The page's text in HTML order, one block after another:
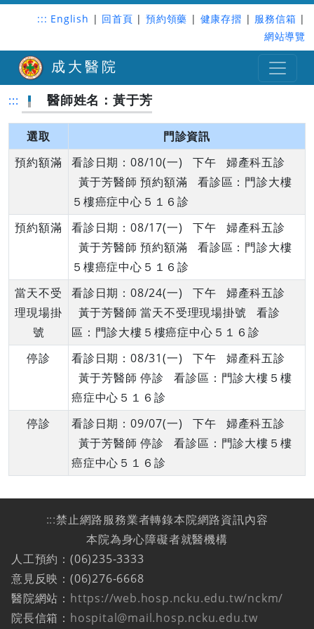
::: English | 回首頁 | 預約領藥 | 健康存摺 | 服務信箱 |
網站導覽
成大醫院
::: 醫師姓名：黃于芳
選取
門診資訊
預約額滿
看診日期：08/10(一) 下午 婦產科五診
黃于芳醫師 預約額滿 看診區：門診大樓
５樓癌症中心５１６診
預約額滿
看診日期：08/17(一) 下午 婦產科五診
黃于芳醫師 預約額滿 看診區：門診大樓
５樓癌症中心５１６診
當天不受
理現場掛
號
看診日期：08/24(一) 下午 婦產科五診
黃于芳醫師 當天不受理現場掛號 看診
區：門診大樓５樓癌症中心５１６診
停診
看診日期：08/31(一) 下午 婦產科五診
黃于芳醫師 停診 看診區：門診大樓５樓
癌症中心５１６診
停診
看診日期：09/07(一) 下午 婦產科五診
黃于芳醫師 停診 看診區：門診大樓５樓
癌症中心５１６診
:::禁止網路服務業者轉錄本院網路資訊內容
本院為身心障礙者就醫機構
人工預約：(06)235-3333
意見反映：(06)276-6668
醫院網站： https://web.hosp.ncku.edu.tw/nckm/
院長信箱： hospital@mail.hosp.ncku.edu.tw